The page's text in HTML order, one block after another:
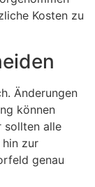
Kosten zu
Änderungen
können
sollten alle
hin zur
genau